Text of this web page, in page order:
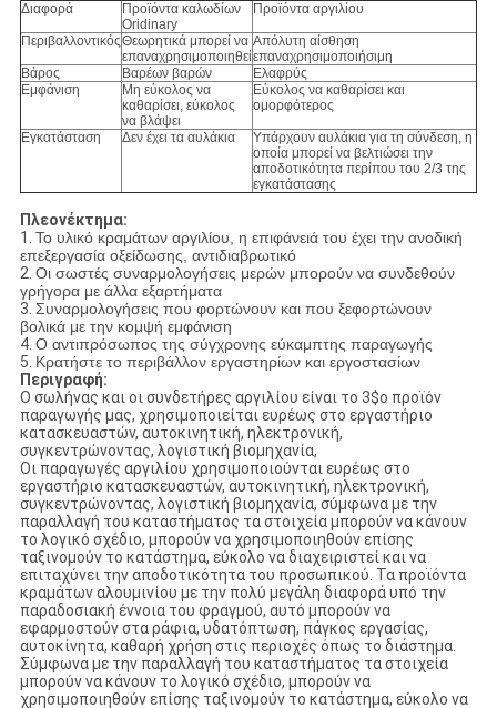
Διαφορά
Προϊόντα καλωδίων
Oridinary
Προϊόντα αργιλίου
ΠεριβαλλοντικόςΘεωρητικά μπορεί να
επαναχρησιμοποιηθεί
Απόλυτη αίσθηση
επαναχρησιμοποιήσιμη
Βάρος
Βαρέων βαρών
Ελαφρύς
Εμφάνιση
Μη εύκολος να
καθαρίσει, εύκολος
να βλάψει
Εύκολος να καθαρίσει και
ομορφότερος
Εγκατάσταση Δεν έχει τα αυλάκια
Υπάρχουν αυλάκια για τη σύνδεση, η
οποία μπορεί να βελτιώσει την
αποδοτικότητα περίπου του 2/3 της
εγκατάστασης
Πλεονέκτημα:
1. Το υλικό κραμάτων αργιλίου, η επιφάνειά του έχει την ανοδική
επεξεργασία οξείδωσης, αντιδιαβρωτικό
2. Οι σωστές συναρμολογήσεις μερών μπορούν να συνδεθούν
γρήγορα με άλλα εξαρτήματα
3. Συναρμολογήσεις που φορτώνουν και που ξεφορτώνουν
βολικά με την κομψή εμφάνιση
4. Ο αντιπρόσωπος της σύγχρονης εύκαμπτης παραγωγής
5. Κρατήστε το περιβάλλον εργαστηρίων και εργοστασίων
Περιγραφή:
Ο σωλήνας και οι συνδετήρες αργιλίου είναι το 3$ο προϊόν
παραγωγής μας, χρησιμοποιείται ευρέως στο εργαστήριο
κατασκευαστών, αυτοκινητική, ηλεκτρονική,
συγκεντρώνοντας, λογιστική βιομηχανία,
Οι παραγωγές αργιλίου χρησιμοποιούνται ευρέως στο
εργαστήριο κατασκευαστών, αυτοκινητική, ηλεκτρονική,
συγκεντρώνοντας, λογιστική βιομηχανία, σύμφωνα με την
παραλλαγή του καταστήματος τα στοιχεία μπορούν να κάνουν
το λογικό σχέδιο, μπορούν να χρησιμοποιηθούν επίσης
ταξινομούν το κατάστημα, εύκολο να διαχειριστεί και να
επιταχύνει την αποδοτικότητα του προσωπικού. Τα προϊόντα
κραμάτων αλουμινίου με την πολύ μεγάλη διαφορά υπό την
παραδοσιακή έννοια του φραγμού, αυτό μπορούν να
εφαρμοστούν στα ράφια, υδατόπτωση, πάγκος εργασίας,
αυτοκίνητα, καθαρή χρήση στις περιοχές όπως το διάστημα.
Σύμφωνα με την παραλλαγή του καταστήματος τα στοιχεία
μπορούν να κάνουν το λογικό σχέδιο, μπορούν να
χρησιμοποιηθούν επίσης ταξινομούν το κατάστημα, εύκολο να